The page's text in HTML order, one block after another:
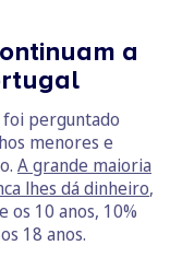
a
perguntado
menores e
A grande maioria
lhes dá dinheiro,
os 10 anos, 10%
18 anos.